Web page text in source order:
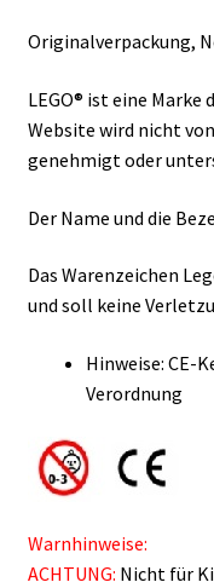
Originalverpackung,
LEGO® ist eine Marke
Website wird nicht
genehmigt oder
Der Name und die
Das Warenzeichen
und soll keine
Hinweise: CE-
Verordnung
Warnhinweise:
ACHTUNG: Nicht für